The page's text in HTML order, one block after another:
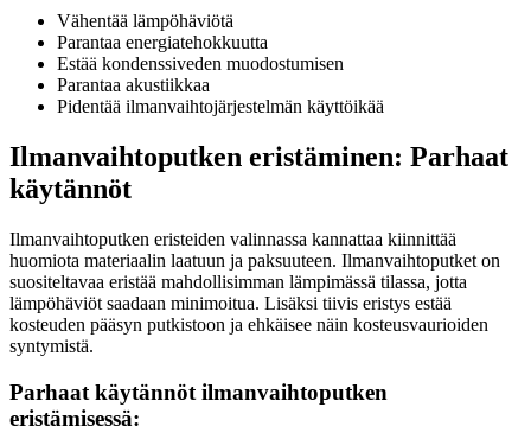
Vähentää lämpöhäviötä
Parantaa energiatehokkuutta
Estää kondenssiveden muodostumisen
Parantaa akustiikkaa
Pidentää ilmanvaihtojärjestelmän käyttöikää
Ilmanvaihtoputken eristäminen: Parhaat
käytännöt
Ilmanvaihtoputken eristeiden valinnassa kannattaa kiinnittää
huomiota materiaalin laatuun ja paksuuteen. Ilmanvaihtoputket on
suositeltavaa eristää mahdollisimman lämpimässä tilassa, jotta
lämpöhäviöt saadaan minimoitua. Lisäksi tiivis eristys estää
kosteuden pääsyn putkistoon ja ehkäisee näin kosteusvaurioiden
syntymistä.
Parhaat käytännöt ilmanvaihtoputken
eristämisessä: